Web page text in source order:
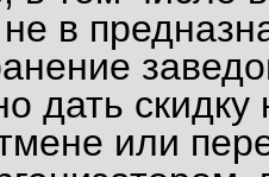
в
дать
или